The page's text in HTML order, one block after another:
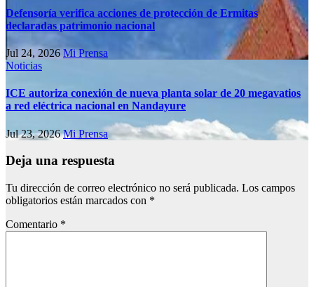
Defensoría verifica acciones de protección de Ermitas
declaradas patrimonio nacional
Jul 24, 2026Mi Prensa
Noticias
ICE autoriza conexión de nueva planta solar de 20 megavatios
a red eléctrica nacional en Nandayure
Jul 23, 2026Mi Prensa
Deja una respuesta
Tu dirección de correo electrónico no será publicada. Los campos
obligatorios están marcados con *
Comentario *